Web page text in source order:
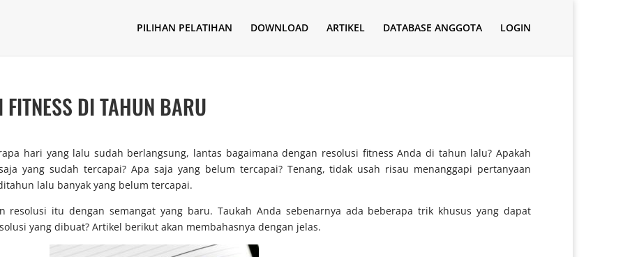
PILIHAN PELATIHAN DOWNLOAD ARTIKEL DATABASE ANGGOTA LOGIN
DI TAHUN BARU
hari yang lalu sudah berlangsung, lantas bagaimana dengan resolusi fitness Anda di tahun lalu? Apakah
yang sudah tercapai? Apa saja yang belum tercapai? Tenang, tidak usah risau menanggapi pertanyaan
lalu banyak yang belum tercapai.
resolusi itu dengan semangat yang baru. Taukah Anda sebenarnya ada beberapa trik khusus yang dapat
yang dibuat? Artikel berikut akan membahasnya dengan jelas.